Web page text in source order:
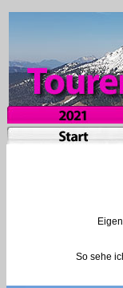
So sehe